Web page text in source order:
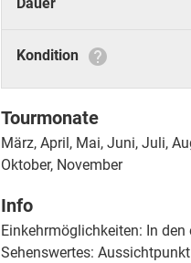
Dauer
Kondition 
Tourmonate
März, April, Mai, Juni, Juli,
Oktober, November
Info
Einkehrmöglichkeiten: In den
Sehenswertes: